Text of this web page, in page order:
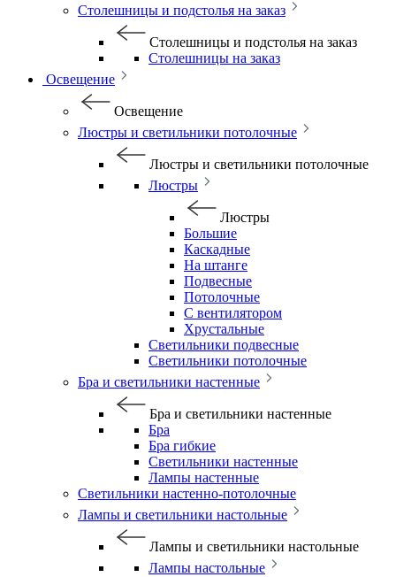
Столешницы и подстолья на заказ
Столешницы и подстолья на заказ
Столешницы на заказ
Освещение
Освещение
Люстры и светильники потолочные
Люстры и светильники потолочные
Люстры
Люстры
Большие
Каскадные
На штанге
Подвесные
Потолочные
С вентилятором
Хрустальные
Светильники подвесные
Светильники потолочные
Бра и светильники настенные
Бра и светильники настенные
Бра
Бра гибкие
Светильники настенные
Лампы настенные
Светильники настенно-потолочные
Лампы и светильники настольные
Лампы и светильники настольные
Лампы настольные